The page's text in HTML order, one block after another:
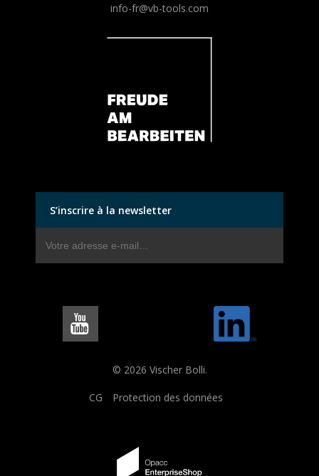
info-fr@vb-tools.com
S’inscrire à la newsletter
© 2026 Vischer Bolli.
CG Protection des données